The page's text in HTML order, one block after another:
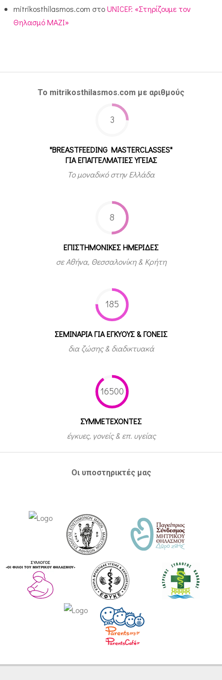
mitrikosthilasmos.com στοUNICEF: «Στηρίζουμε τον
Θηλασμό ΜΑΖΙ»
Το mitrikosthilasmos.com με αριθμούς
3
"BREASTFEEDING MASTERCLASSES"
ΓΙΑ ΕΠΑΓΓΕΛΜΑΤΙΕΣ ΥΓΕΙΑΣ
Το μοναδικό στην Ελλάδα
8
ΕΠΙΣΤΗΜΟΝΙΚΕΣ ΗΜΕΡΙΔΕΣ
σε Αθήνα, Θεσσαλονίκη & Κρήτη
185
ΣΕΜΙΝΑΡΙΑ ΓΙΑ ΕΓΚΥΟΥΣ & ΓΟΝΕΙΣ
δια ζώσης & διαδικτυακά
16500
ΣΥΜΜΕΤEΧΟΝΤΕΣ
έγκυες, γονείς & επ. υγείας
Οι υποστηρικτές μας